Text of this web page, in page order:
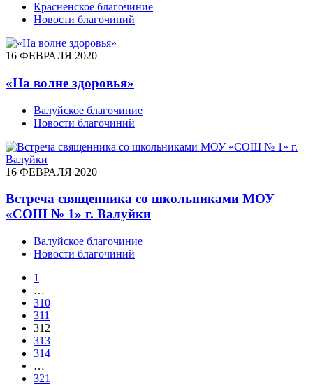
Красненское благочиние
Новости благочиний
16 ФЕВРАЛЯ 2020
«На волне здоровья»
Валуйское благочиние
Новости благочиний
16 ФЕВРАЛЯ 2020
Встреча священника со школьниками МОУ
«СОШ № 1» г. Валуйки
Валуйское благочиние
Новости благочиний
1
…
310
311
312
313
314
…
321